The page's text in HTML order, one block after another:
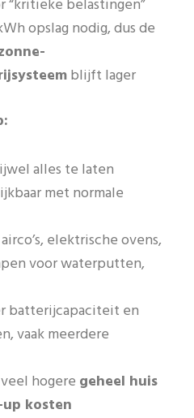
“kritieke belastingen”
opslag nodig, dus de
blijft lager
alles te laten
met normale
elektrische ovens,
voor waterputten,
batterijcapaciteit en
vaak meerdere
hogere geheel huis
kosten